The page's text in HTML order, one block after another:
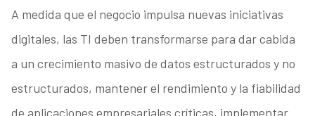
A medida que el negocio impulsa nuevas iniciativas
digitales, las TI deben transformarse para dar cabida
a un crecimiento masivo de datos estructurados y no
estructurados, mantener el rendimiento y la fiabilidad
de aplicaciones empresariales críticas, implementar